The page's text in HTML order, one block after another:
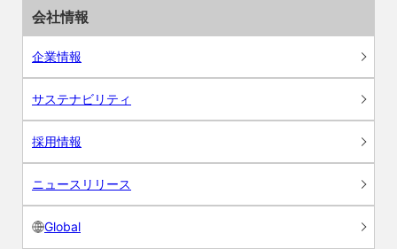
会社情報
企業情報
サステナビリティ
採用情報
ニュースリリース
Global